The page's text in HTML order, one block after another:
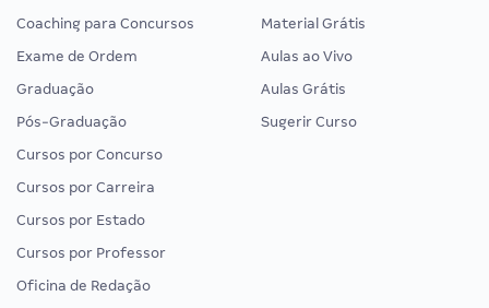
Coaching para Concursos
Exame de Ordem
Graduação
Pós-Graduação
Cursos por Concurso
Cursos por Carreira
Cursos por Estado
Cursos por Professor
Oficina de Redação
Material Grátis
Aulas ao Vivo
Aulas Grátis
Sugerir Curso